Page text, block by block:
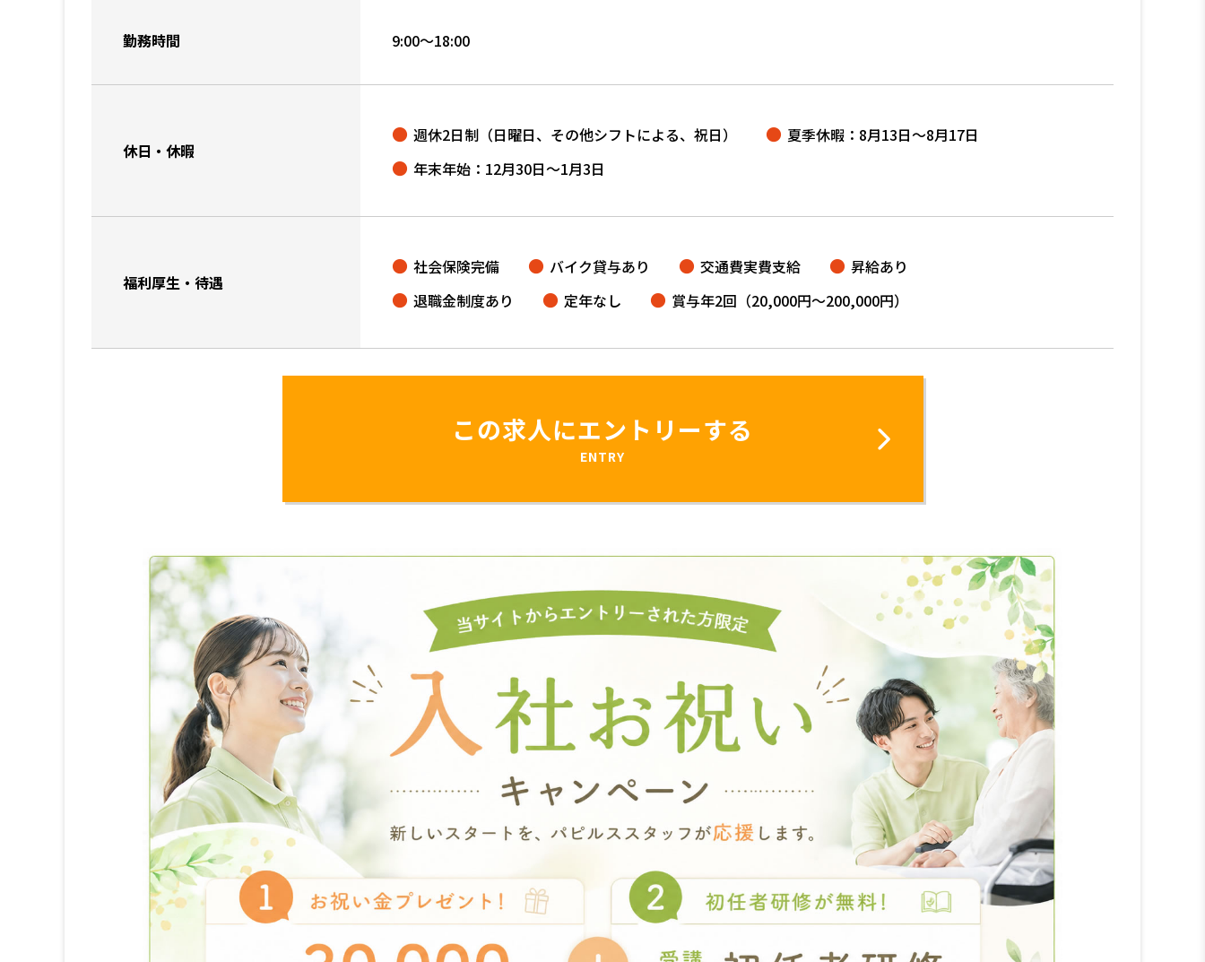
勤務時間 9:00～18:00
休日・休暇
週休2日制（日曜日、その他シフトによる、祝日）
夏季休暇：8月13日～8月17日
年末年始：12月30日～1月3日
福利厚生・待遇
社会保険完備 バイク貸与あり 交通費実費支給
昇給あり
退職金制度あり
定年なし 賞与年2回（20,000円～200,000円）
この求人にエントリーする
ENTRY